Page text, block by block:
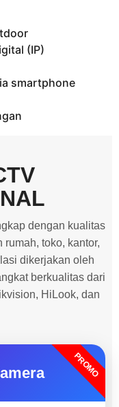
(IP)
smartphone
dengan kualitas
toko, kantor,
dikerjakan oleh
berkualitas dari
HiLook, dan
PROMO